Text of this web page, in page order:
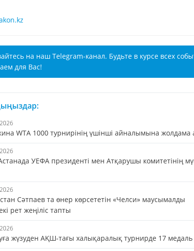
на наш Telegram-канал. Будьте в курсе всех
для Вас!
WTA 1000 турнирінің үшінші айналымына жолдама
УЕФА президенті мен Атқарушы комитетінің
Сәтпаев та өнер көрсететін «Челси» маусымалды
рет жеңіліс тапты
жүзуден АҚШ-тағы халықаралық турнирде 17 медаль